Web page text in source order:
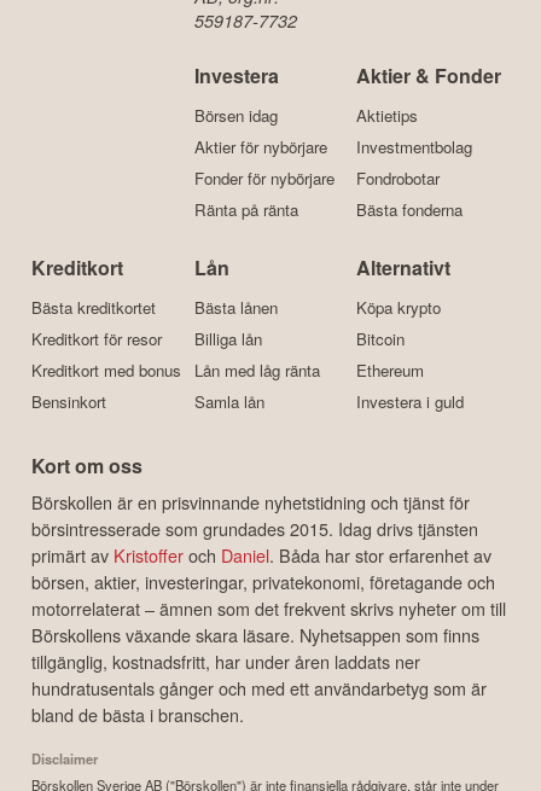
559187-7732
Investera
Börsen idag
Aktier för nybörjare
Fonder för nybörjare
Ränta på ränta
Aktier & Fonder
Aktietips
Investmentbolag
Fondrobotar
Bästa fonderna
Kreditkort
Bästa kreditkortet
Kreditkort för resor
Kreditkort med bonus
Bensinkort
Lån
Bästa lånen
Billiga lån
Lån med låg ränta
Samla lån
Alternativt
Köpa krypto
Bitcoin
Ethereum
Investera i guld
Kort om oss
Börskollen är en prisvinnande nyhetstidning och tjänst för
börsintresserade som grundades 2015. Idag drivs tjänsten
primärt av Kristofferoch Daniel. Båda har stor erfarenhet av
börsen, aktier, investeringar, privatekonomi, företagande och
motorrelaterat – ämnen som det frekvent skrivs nyheter om till
Börskollens växande skara läsare. Nyhetsappen som finns
tillgänglig, kostnadsfritt, har under åren laddats ner
hundratusentals gånger och med ett användarbetyg som är
bland de bästa i branschen.
Disclaimer
Börskollen Sverige AB ("Börskollen") är inte finansiella rådgivare, står inte under